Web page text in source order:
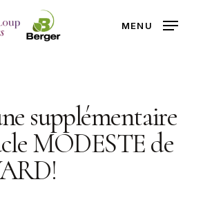
MENU
supplémentaire
MODESTE de